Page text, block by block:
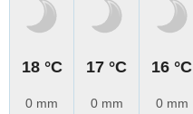
18 °C
0 mm
17 °C
0 mm
16 °C
0 mm